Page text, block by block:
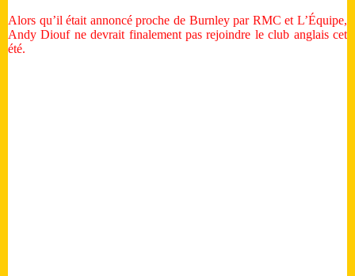
Alors qu’il était annoncé proche de Burnley par RMC et L’Équipe,
Andy Diouf ne devrait finalement pas rejoindre le club anglais cet
été.